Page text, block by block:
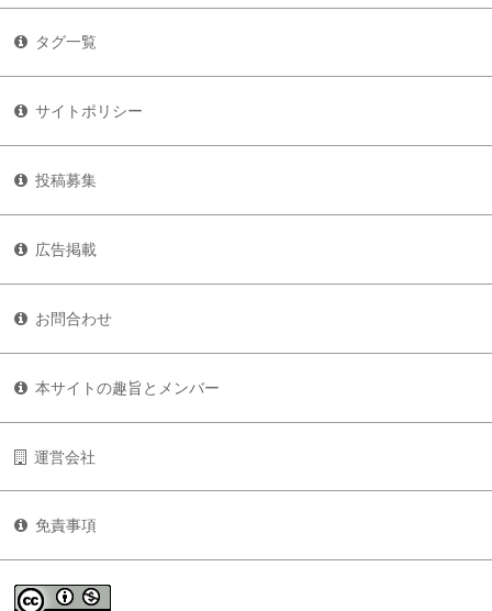
タグ一覧
サイトポリシー
投稿募集
広告掲載
お問合わせ
本サイトの趣旨とメンバー
運営会社
免責事項